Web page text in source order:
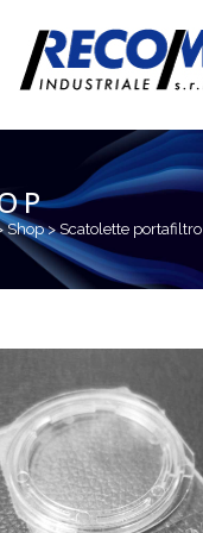
Shop>Scatolette portafiltro